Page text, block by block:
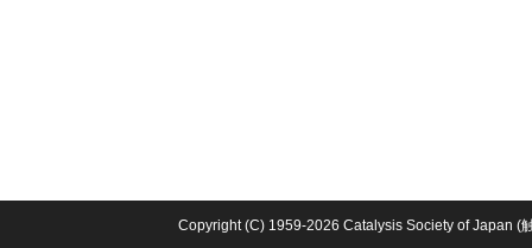
Copyright (C) 1959-2026 Catalysis Society of Japan (